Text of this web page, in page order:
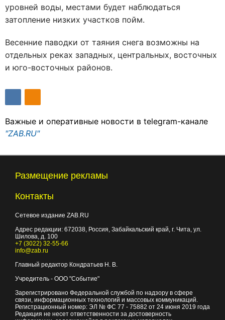
уровней воды, местами будет наблюдаться
затопление низких участков пойм.
Весенние паводки от таяния снега возможны на
отдельных реках западных, центральных, восточных
и юго-восточных районов.
Важные и оперативные новости в telegram-канале
"ZAB.RU"
Размещение рекламы
Контакты
Сетевое издание ZAB.RU
Адрес редакции: 672038, Россия, Забайкальский край, г. Чита, ул.
Шилова, д. 100
+7 (3022) 32-55-66
info@zab.ru
Главный редактор Кондратьев Н. В.
Учредитель - ООО "Событие"
Зарегистрировано Федеральной службой по надзору в сфере
связи, информационных технологий и массовых коммуникаций.
Регистрационный номер: ЭЛ № ФС 77 - 75882 от 24 июня 2019 года
Редакция не несет ответственности за достоверность